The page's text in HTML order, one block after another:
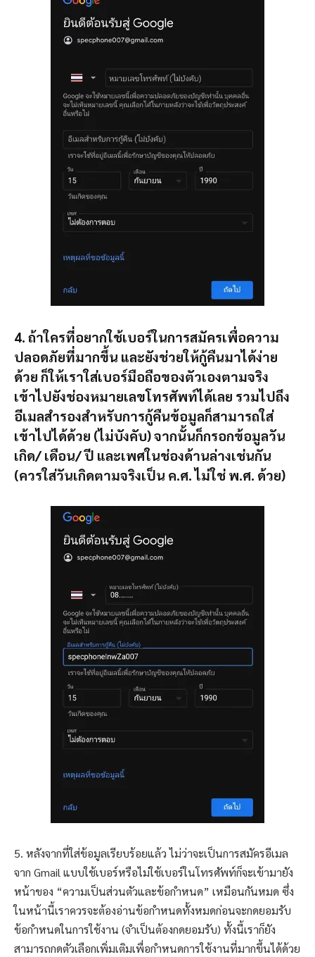
4. ถ้าใครที่อยากใช้เบอร์ในการสมัครเพื่อความ
ปลอดภัยที่มากขึ้น และยังช่วยให้กู้คืนมาได้ง่าย
ด้วย ก็ให้เราใส่เบอร์มือถือของตัวเองตามจริง
เข้าไปยังช่องหมายเลขโทรศัพท์ได้เลย รวมไปถึง
อีเมลสำรองสำหรับการกู้คืนข้อมูลก็สามารถใส่
เข้าไปได้ด้วย (ไม่บังคับ) จากนั้นก็กรอกข้อมูลวัน
เกิด/ เดือน/ ปี และเพศในช่องด้านล่างเช่นกัน
(ควรใส่วันเกิดตามจริงเป็น ค.ศ. ไม่ใช่ พ.ศ. ด้วย)
5. หลังจากที่ใส่ข้อมูลเรียบร้อยแล้ว ไม่ว่าจะเป็นการสมัครอีเมล
จาก Gmail แบบใช้เบอร์หรือไม่ใช้เบอร์ในโทรศัพท์ก็จะเข้ามายัง
หน้าของ “ความเป็นส่วนตัวและข้อกำหนด” เหมือนกันหมด ซึ่ง
ในหน้านี้เราควรจะต้องอ่านข้อกำหนดทั้งหมดก่อนจะกดยอมรับ
ข้อกำหนดในการใช้งาน (จำเป็นต้องกดยอมรับ) ทั้งนี้เราก็ยัง
สามารถกดตัวเลือกเพิ่มเติมเพื่อกำหนดการใช้งานที่มากขึ้นได้ด้วย